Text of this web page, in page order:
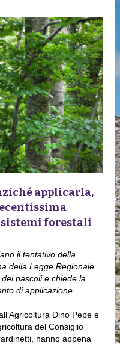
applicarla,
forestali
il tentativo della
della Legge Regionale
pascoli e chiede la
di applicazione
Dino Pepe e
del Consiglio
hanno appena